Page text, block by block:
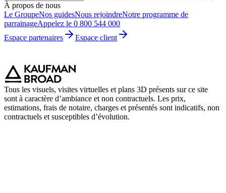
À propos de nous
Le GroupeNos guidesNous rejoindreNotre programme de
parrainageAppelez le 0 800 544 000
Espace partenaires
Espace client
Tous les visuels, visites virtuelles et plans 3D présents sur ce site
sont à caractère d’ambiance et non contractuels. Les prix,
estimations, frais de notaire, charges et présentés sont indicatifs, non
contractuels et susceptibles d’évolution.